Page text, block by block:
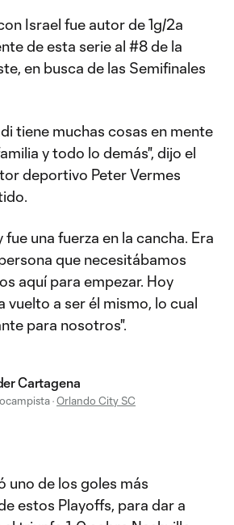
Israel fue autor de 1g/2a
de esta serie al #8 de la
en busca de las Semifinales
tiene muchas cosas en mente
y todo lo demás", dijo el
deportivo Peter Vermes
fue una fuerza en la cancha. Era
que necesitábamos
aquí para empezar. Hoy
vuelto a ser él mismo, lo cual
para nosotros".
Cartagena
·Orlando City SC
uno de los goles más
estos Playoffs, para dar a